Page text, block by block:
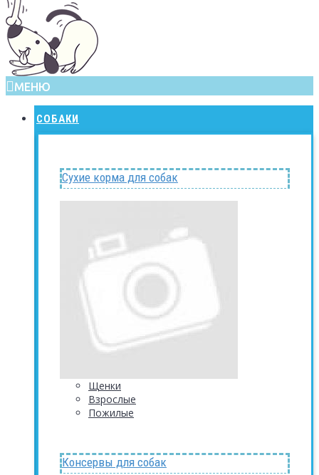
МЕНЮ
СОБАКИ
Сухие корма для собак
Щенки
Взрослые
Пожилые
Консервы для собак